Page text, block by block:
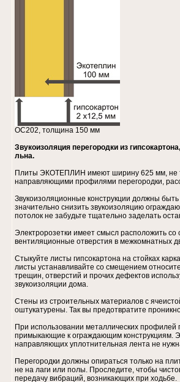
ОС202, толщина 150 мм
Звукоизоляция перегородки из
льна.
Плиты ЭКОТЕПЛИН имеют ширину 625 мм, не
направляющими профилями перегородки,
Звукоизоляционные конструкции должны
значительно снизить звукоизоляцию
потолок не забудьте тщательно заделать
Электророзетки имеет смысл расположить
вентиляционные отверстия в межкомнатных
Стыкуйте листы гипсокартона на стойках
листы устанавливайте со смещением
трещин, отверстий и прочих дефектов
звукоизоляции дома.
Стены из строительных материалов с
оштукатурены. Так вы предотвратите
При использовании металлических
примыкающие к ограждающим конструкциям.
направляющих уплотнительная лента не
Перегородки должны опираться только на
не на лаги или полы. Проследите, чтобы
передачу вибраций, возникающих при ходьбе.